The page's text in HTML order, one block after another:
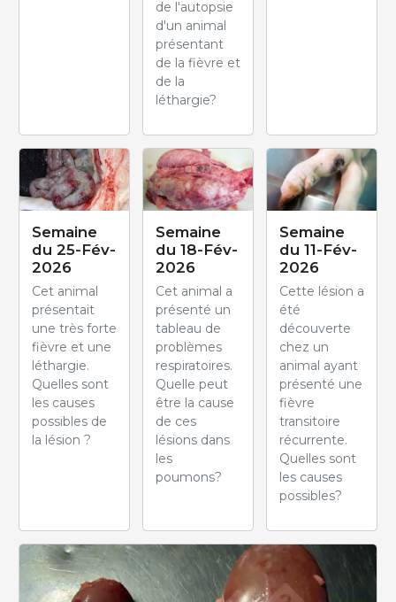
de l'autopsie
d'un animal
présentant
de la fièvre et
de la
léthargie?
Semaine
du 25-Fév-
2026
Cet animal
présentait
une très forte
fièvre et une
léthargie.
Quelles sont
les causes
possibles de
la lésion ?
Semaine
du 18-Fév-
2026
Cet animal a
présenté un
tableau de
problèmes
respiratoires.
Quelle peut
être la cause
de ces
lésions dans
les
poumons?
Semaine
du 11-Fév-
2026
Cette lésion a
été
découverte
chez un
animal ayant
présenté une
fièvre
transitoire
récurrente.
Quelles sont
les causes
possibles?